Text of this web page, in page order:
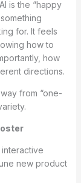
is the “happy
for. It feels
how to
how
directions.
from “one-
new product